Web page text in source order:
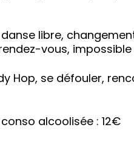
danse libre,
vous,
Hop, se défouler,
alcoolisée : 12€